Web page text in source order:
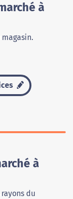
à
à
du